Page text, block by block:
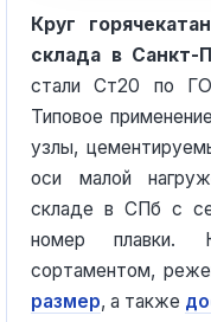
Круг
склада в Санкт-
стали Ст20 по
Типовое
узлы,
оси малой
складе в СПб с
номер плавки.
сортаментом,
размер, а также